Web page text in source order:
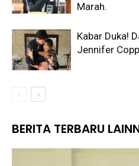
Marah.
Kabar Duka!
Jennifer
BERITA TERBARU